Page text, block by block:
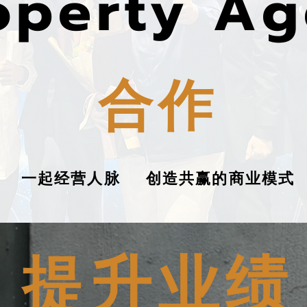
合作
一起经营人脉 创造共赢的商业模式
​提升业绩